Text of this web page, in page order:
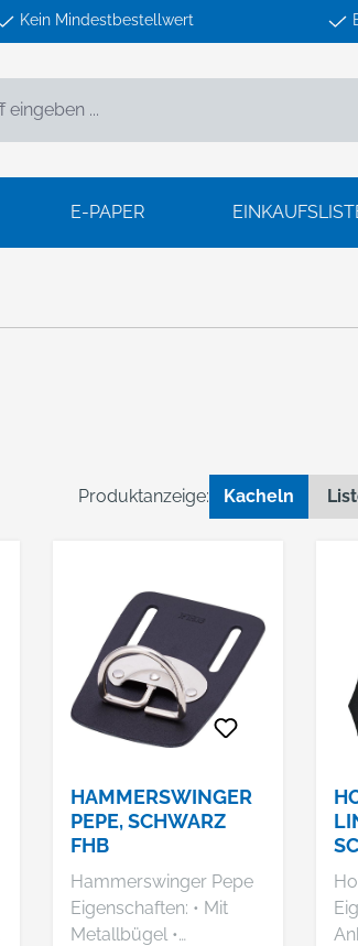
Kein Mindestbestellwert
E-PAPER
Produktanzeige: Kacheln
HAMMERSWINGER
PEPE, SCHWARZ
FHB
Hammerswinger Pepe
Eigenschaften: • Mit
Metallbügel •